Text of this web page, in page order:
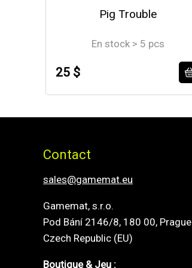
Pig Trouble
En stock > 5 pcs
25 $
Contact
sales@gamemat.eu
Gamemat, s.r.o.
Pod Bání 2146/8, 180 00, Prague
Czech Republic (EU)
Boutique & Jeu :